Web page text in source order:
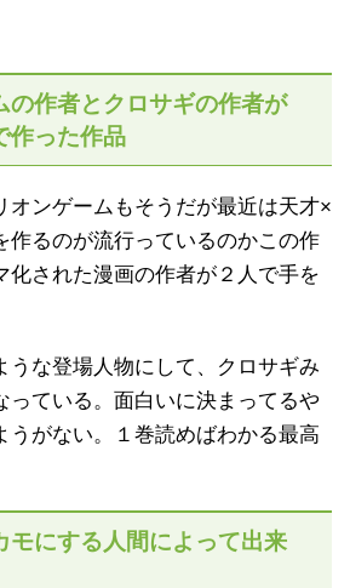
の作者とクロサギの作者が
作った作品
オンゲームもそうだが最近は天才×
作るのが流行っているのかこの作
化された漫画の作者が２人で手を
うな登場人物にして、クロサギみ
っている。面白いに決まってるや
うがない。１巻読めばわかる最高
モにする人間によって出来